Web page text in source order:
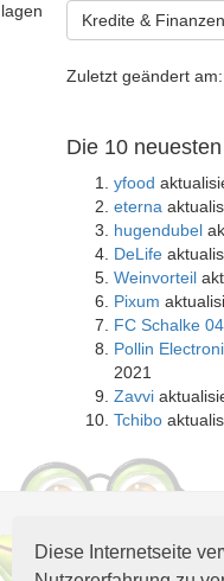
Diese Internetseite
Kredite & Finanzen
Zuletzt geändert
Die 10
yfood
eterna
hugendubel
DeLife
Weinvorteil
Pixum
FC Schalke 04
Pollin
2021
Zavvi
Tchibo